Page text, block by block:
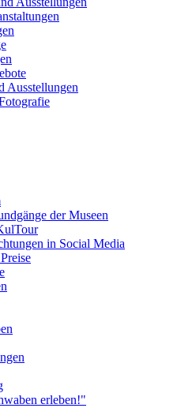
Ausstellungen
der Museen
in Social Media
erleben!"